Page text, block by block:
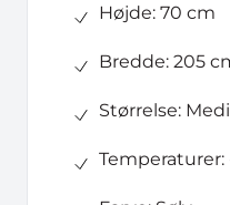
Højde: 70 cm
Bredde: 205
Størrelse:
Temperaturer: